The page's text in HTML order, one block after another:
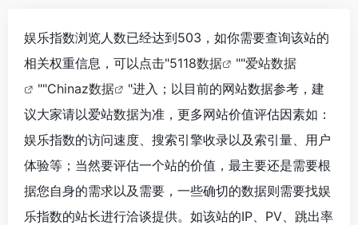
娱乐指数浏览人数已经达到503，如你需要查询该站的
相关权重信息，可以点击"5118数据 ""爱站数据
""Chinaz数据
"进入；以目前的网站数据参考，建
议大家请以爱站数据为准，更多网站价值评估因素如：
娱乐指数的访问速度、搜索引擎收录以及索引量、用户
体验等；当然要评估一个站的价值，最主要还是需要根
据您自身的需求以及需要，一些确切的数据则需要找娱
乐指数的站长进行洽谈提供。如该站的IP、PV、跳出率